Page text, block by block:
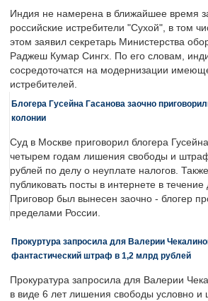
Индия не намерена в ближайшее время
российские истребители "Сухой", в том
этом заявил секретарь Министерства
Раджеш Кумар Сингх. По его словам,
сосредоточатся на модернизации
истребителей.
Блогера Гусейна Гасанова заочно
колонии
Суд в Москве приговорил блогера
четырем годам лишения свободы и
рублей по делу о неуплате налогов.
публиковать посты в интернете в течение
Приговор был вынесен заочно - блогер
пределами России.
Прокуртура запросила для Валерии
фантастический штраф в 1,2 млрд рублей
Прокуратура запросила для Валерии
в виде 6 лет лишения свободы условно и